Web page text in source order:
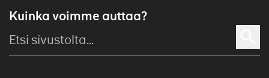
Kuinka voimme auttaa?